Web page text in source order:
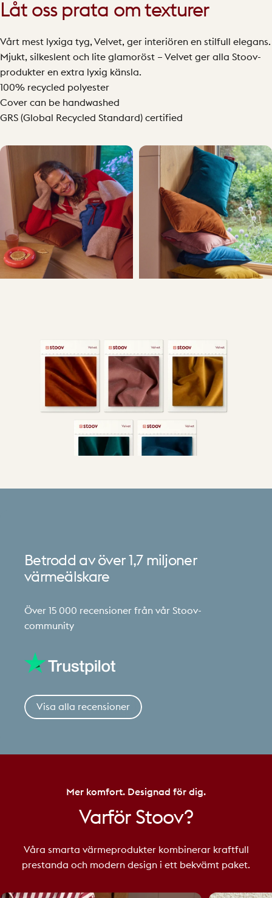
Låt oss prata om texturer
Vårt mest lyxiga tyg, Velvet, ger interiören en stilfull elegans.
Mjukt, silkeslent och lite glamoröst – Velvet ger alla Stoov-
produkter en extra lyxig känsla.
100% recycled polyester
Cover can be handwashed
GRS (Global Recycled Standard) certified
Betrodd av över 1,7 miljoner
värmeälskare
Över 15 000 recensioner från vår Stoov-
community
Visa alla recensioner
Mer komfort. Designad för dig.
Varför Stoov?
Våra smarta värmeprodukter kombinerar kraftfull
prestanda och modern design i ett bekvämt paket.